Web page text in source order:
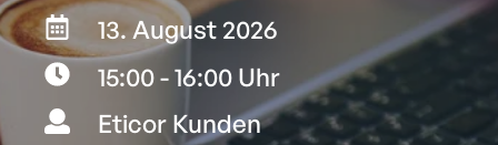
13. August 2026
15:00 - 16:00 Uhr
Eticor Kunden